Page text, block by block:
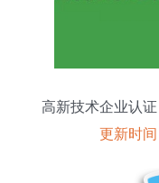
高新技术企业认
更新时